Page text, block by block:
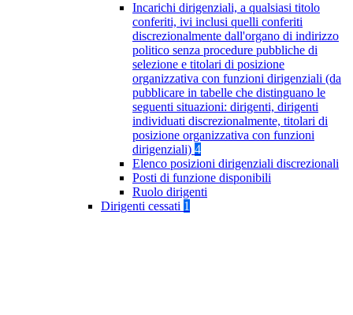
Incarichi dirigenziali, a qualsiasi titolo
conferiti, ivi inclusi quelli conferiti
discrezionalmente dall'organo di indirizzo
politico senza procedure pubbliche di
selezione e titolari di posizione
organizzativa con funzioni dirigenziali (da
pubblicare in tabelle che distinguano le
seguenti situazioni: dirigenti, dirigenti
individuati discrezionalmente, titolari di
posizione organizzativa con funzioni
dirigenziali) 4
Elenco posizioni dirigenziali discrezionali
Posti di funzione disponibili
Ruolo dirigenti
Dirigenti cessati 1